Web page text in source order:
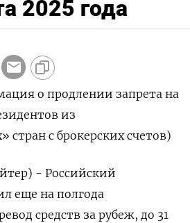
2025 года
о продлении запрета на
из
стран с брокерских счетов)
- Российский
еще на полгода
средств за рубеж, до 31